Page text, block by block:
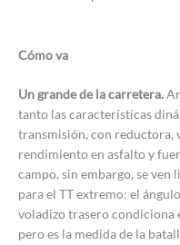
Cómo va
Un grande de la carretera.
tanto las características
transmisión, con reductora,
rendimiento en asfalto y
campo, sin embargo, se ven
para el TT extremo: el
voladizo trasero condiciona
pero es la medida de la